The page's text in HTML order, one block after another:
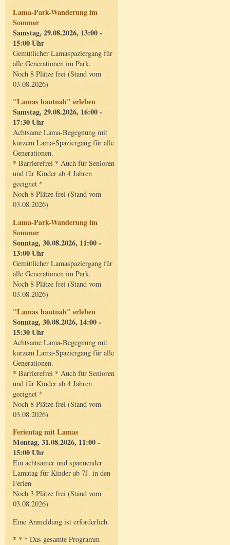
Lama-Park-Wanderung im
Sommer
Samstag, 29.08.2026, 13:00 -
15:00 Uhr
Gemütlicher Lamaspaziergang für
alle Generationen im Park.
Noch 8 Plätze frei (Stand vom
03.08.2026)
"Lamas hautnah" erleben
Samstag, 29.08.2026, 16:00 -
17:30 Uhr
Achtsame Lama-Begegnung mit
kurzem Lama-Spaziergang für alle
Generationen.
* Barrierefrei * Auch für Senioren
und für Kinder ab 4 Jahren
geeignet *
Noch 8 Plätze frei (Stand vom
03.08.2026)
Lama-Park-Wanderung im
Sommer
Sonntag, 30.08.2026, 11:00 -
13:00 Uhr
Gemütlicher Lamaspaziergang für
alle Generationen im Park.
Noch 8 Plätze frei (Stand vom
03.08.2026)
"Lamas hautnah" erleben
Sonntag, 30.08.2026, 14:00 -
15:30 Uhr
Achtsame Lama-Begegnung mit
kurzem Lama-Spaziergang für alle
Generationen.
* Barrierefrei * Auch für Senioren
und für Kinder ab 4 Jahren
geeignet *
Noch 8 Plätze frei (Stand vom
03.08.2026)
Ferientag mit Lamas
Montag, 31.08.2026, 11:00 -
15:00 Uhr
Ein achtsamer und spannender
Lamatag für Kinder ab 7J. in den
Ferien
Noch 3 Plätze frei (Stand vom
03.08.2026)
Eine Anmeldung ist erforderlich.
* * * Das gesamte Programm